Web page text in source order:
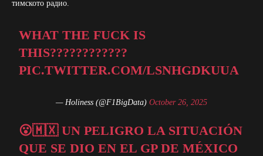
тимското радио.
WHAT THE FUCK IS
THIS????????????
PIC.TWITTER.COM/LSNHGDKUUA
— Holiness (@F1BigData) October 26, 2025
😮🇲🇽 UN PELIGRO LA SITUACIÓN
QUE SE DIO EN EL GP DE MÉXICO